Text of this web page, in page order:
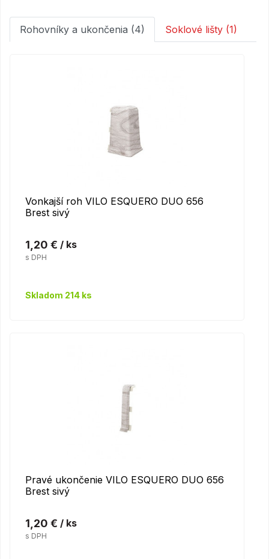
Rohovníky a ukončenia (4) Soklové lišty (1)
Vonkajší roh VILO ESQUERO DUO 656
Brest sivý
1,20 € / ks
s DPH
Skladom 214 ks
Pravé ukončenie VILO ESQUERO DUO 656
Brest sivý
1,20 € / ks
s DPH